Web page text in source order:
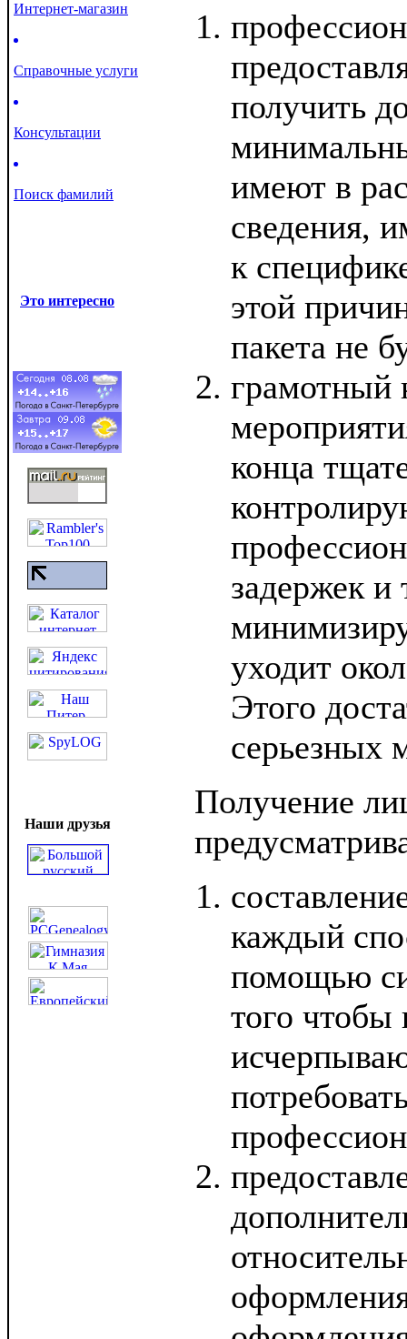
Интернет-магазин
Справочные услуги
Консультации
Поиск фамилий
Это интересно
Наши друзья
получить
имеют в
сведения,
к
этой
пакета не
грамотный
конца
задержек и
уходит
Этого
серьезных
Получение
каждый
помощью
того чтобы